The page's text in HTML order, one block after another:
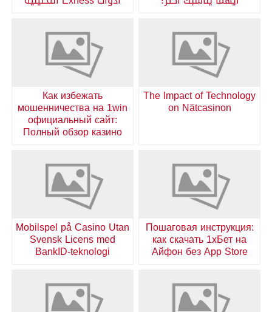
The Impact of Technology
on Nätcasinon
Как избежать
мошенничества на 1win
официальный сайт:
Полный обзор казино
Пошаговая инструкция:
как скачать 1хБет на
Айфон без App Store
Mobilspel på Casino Utan
Svensk Licens med
BankID-teknologi